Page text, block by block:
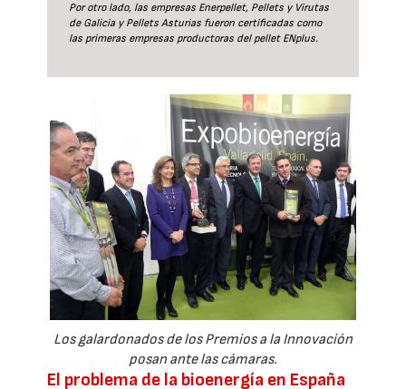
Por otro lado, las empresas Enerpellet, Pellets y Virutas
de Galicia y Pellets Asturias fueron certificadas como
las primeras empresas productoras del pellet ENplus.
Los galardonados de los Premios a la Innovación
posan ante las cámaras.
El problema de la bioenergía en España